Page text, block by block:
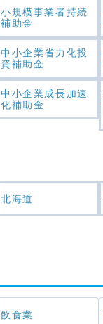
小規模事業者持続
補助金
中小企業省力化投
資補助金
中小企業成長加速
化補助金
北海道
飲食業